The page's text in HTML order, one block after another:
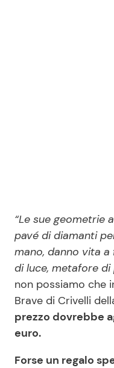
“Le sue geometrie
pavé di diamanti
mano, danno vita
di luce, metafore
non possiamo che
Brave di Crivelli
prezzo dovrebbe
euro.
Forse un regalo